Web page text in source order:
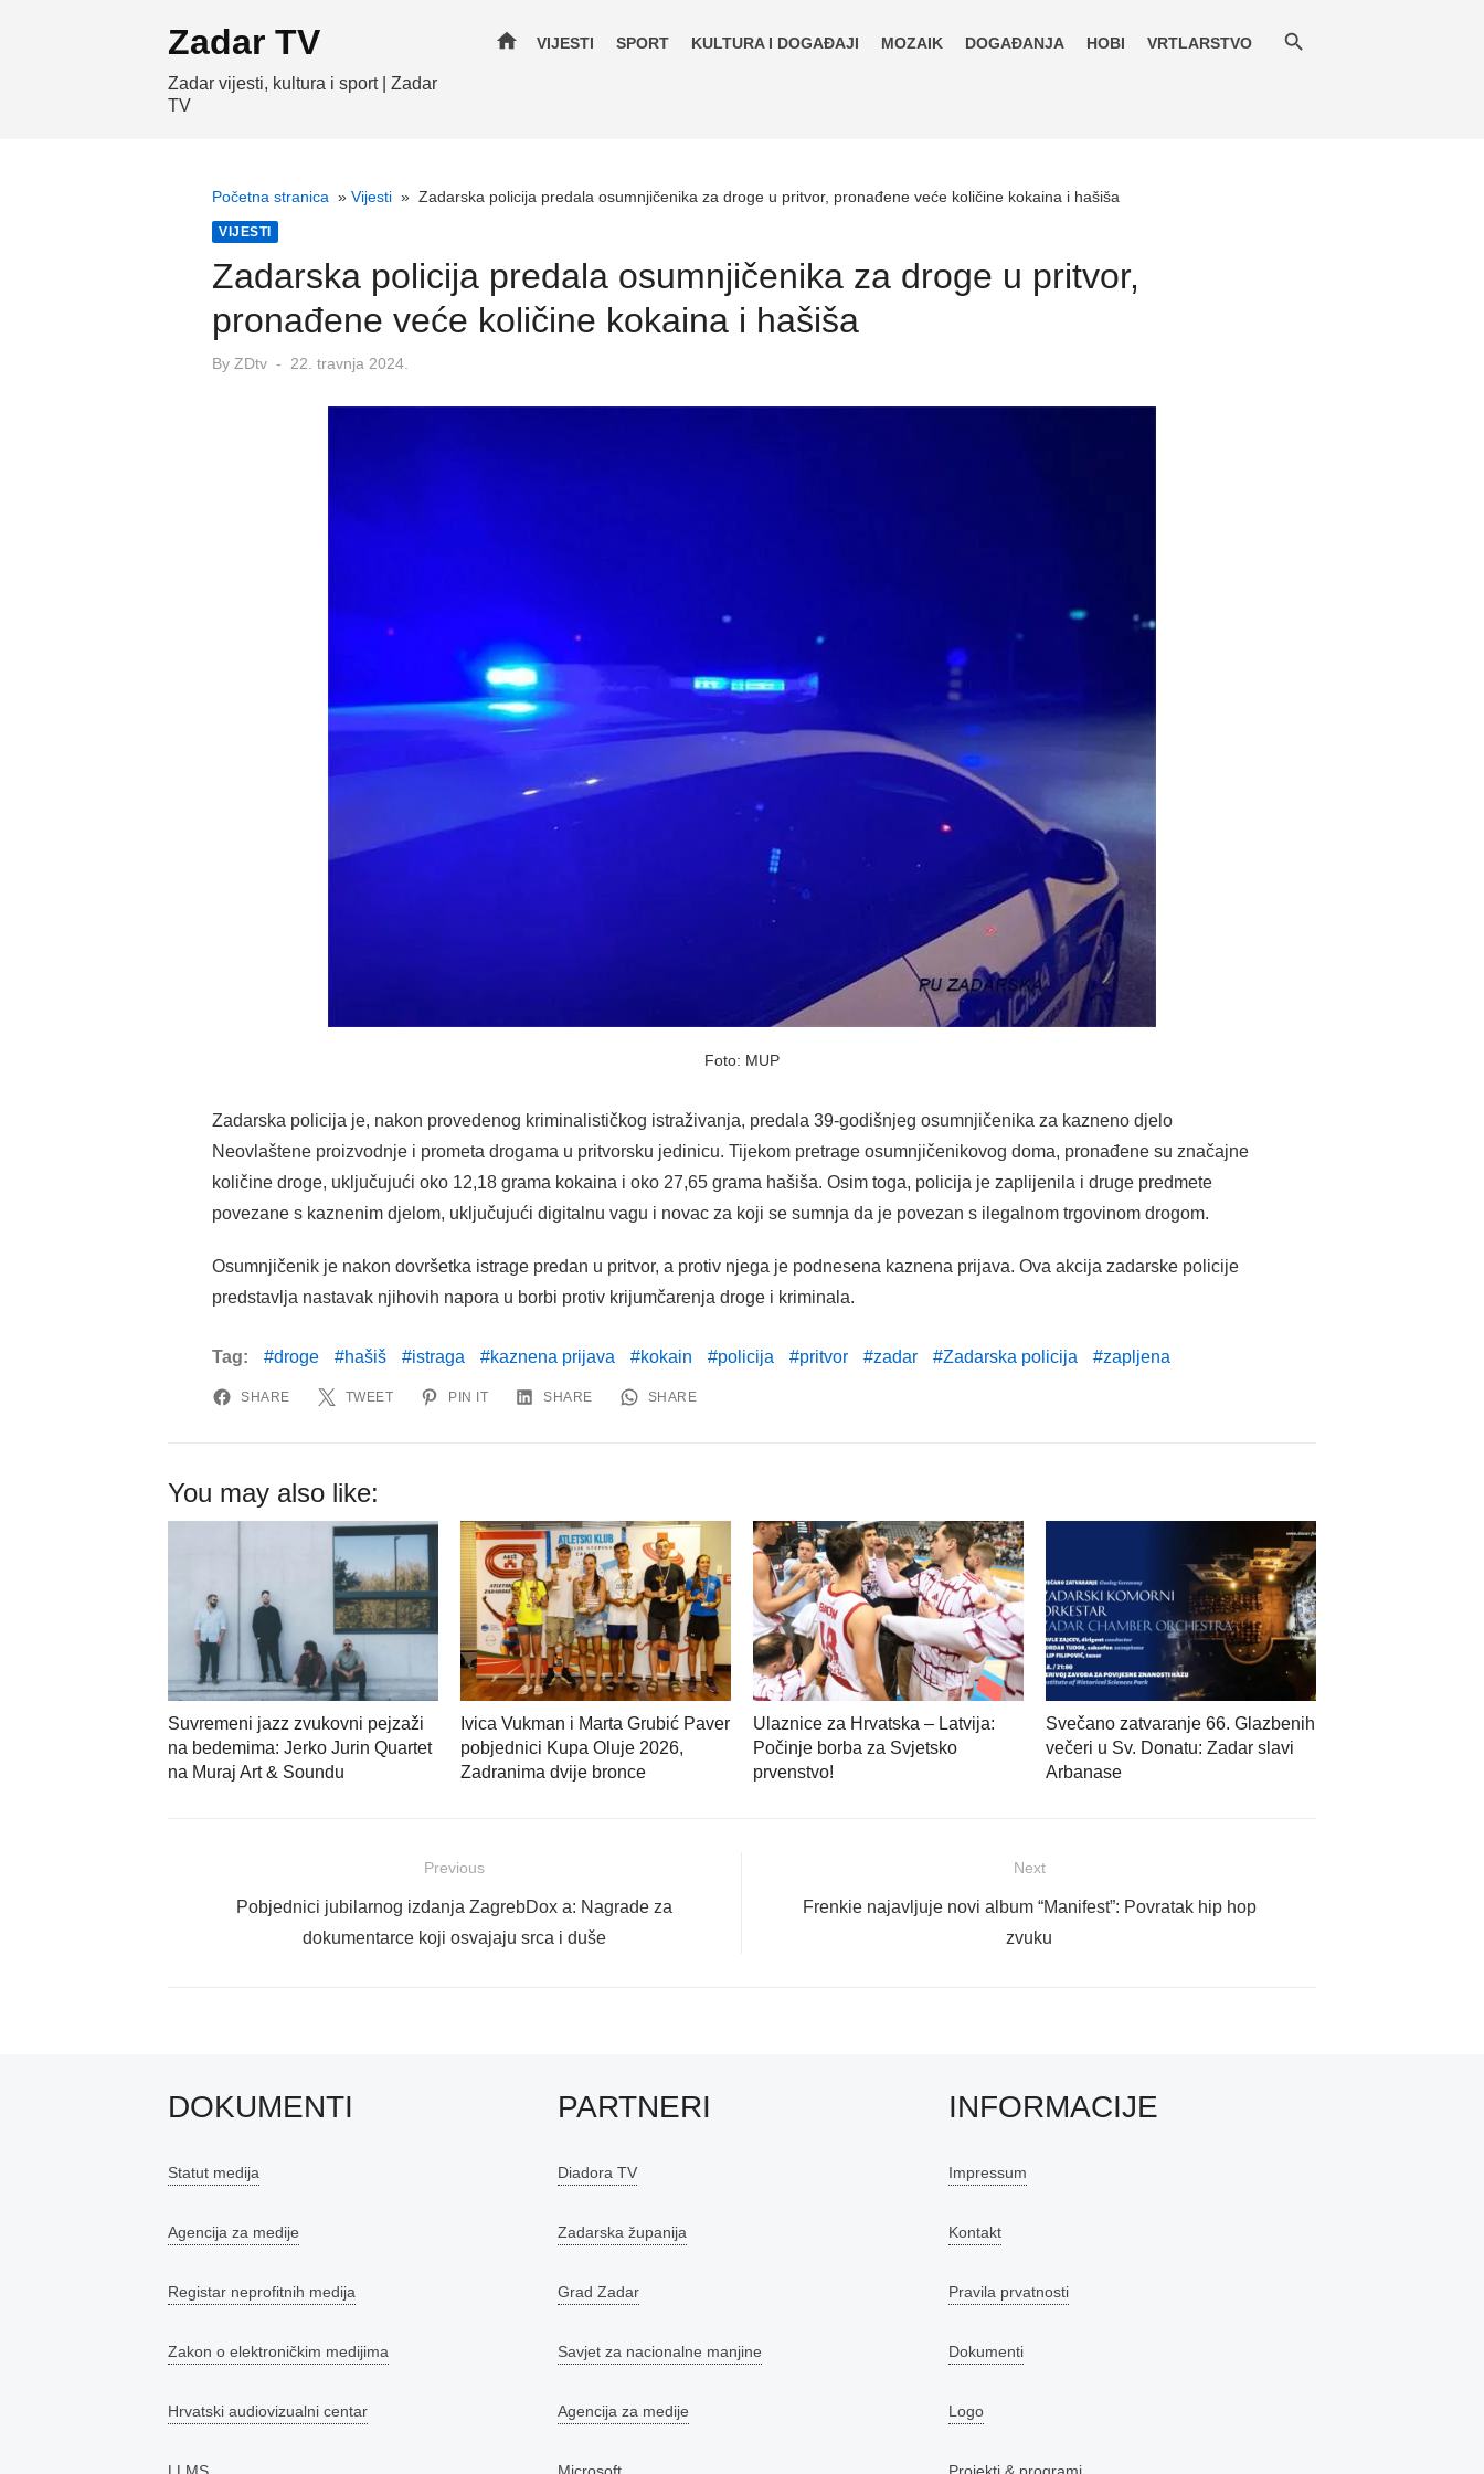
Zadar TV
Zadar vijesti, kultura i sport | Zadar
TV
home VIJESTI SPORT KULTURA I DOGAĐAJI MOZAIK DOGAĐANJA HOBI VRTLARSTVO
Početna stranica » Vijesti » Zadarska policija predala osumnjičenika za droge u pritvor, pronađene veće količine kokaina i hašiša
VIJESTI
Zadarska policija predala osumnjičenika za droge u pritvor,
pronađene veće količine kokaina i hašiša
By ZDtv
Posted
22. travnja 2024.
Foto: MUP
Zadarska policija je, nakon provedenog kriminalističkog istraživanja, predala 39-godišnjeg osumnjičenika za kazneno djelo
Neovlaštene proizvodnje i prometa drogama u pritvorsku jedinicu. Tijekom pretrage osumnjičenikovog doma, pronađene su značajne
količine droge, uključujući oko 12,18 grama kokaina i oko 27,65 grama hašiša. Osim toga, policija je zaplijenila i druge predmete
povezane s kaznenim djelom, uključujući digitalnu vagu i novac za koji se sumnja da je povezan s ilegalnom trgovinom drogom.
Osumnjičenik je nakon dovršetka istrage predan u pritvor, a protiv njega je podnesena kaznena prijava. Ova akcija zadarske policije
predstavlja nastavak njihovih napora u borbi protiv krijumčarenja droge i kriminala.
Tag: droge hašiš istraga kaznena prijava kokain policija pritvor zadar Zadarska policija zapljena
SHARE TWEET PIN IT SHARE SHARE
You may also like:
Suvremeni jazz zvukovni pejzaži
na bedemima: Jerko Jurin Quartet
na Muraj Art & Soundu
Ivica Vukman i Marta Grubić Paver
pobjednici Kupa Oluje 2026,
Zadranima dvije bronce
Ulaznice za Hrvatska – Latvija:
Počinje borba za Svjetsko
prvenstvo!
Svečano zatvaranje 66. Glazbenih
večeri u Sv. Donatu: Zadar slavi
Arbanase
objava
Previous
Previous
Pobjednici jubilarnog izdanja ZagrebDox a: Nagrade za
dokumentarce koji osvajaju srca i duše
Next
Next
Frenkie najavljuje novi album “Manifest”: Povratak hip hop
zvuku
DOKUMENTI
Statut medija
Agencija za medije
Registar neprofitnih medija
Zakon o elektroničkim medijima
Hrvatski audiovizualni centar
PARTNERI
Diadora TV
Zadarska županija
Grad Zadar
Savjet za nacionalne manjine
Agencija za medije
INFORMACIJE
Impressum
Kontakt
Pravila prvatnosti
Dokumenti
Logo